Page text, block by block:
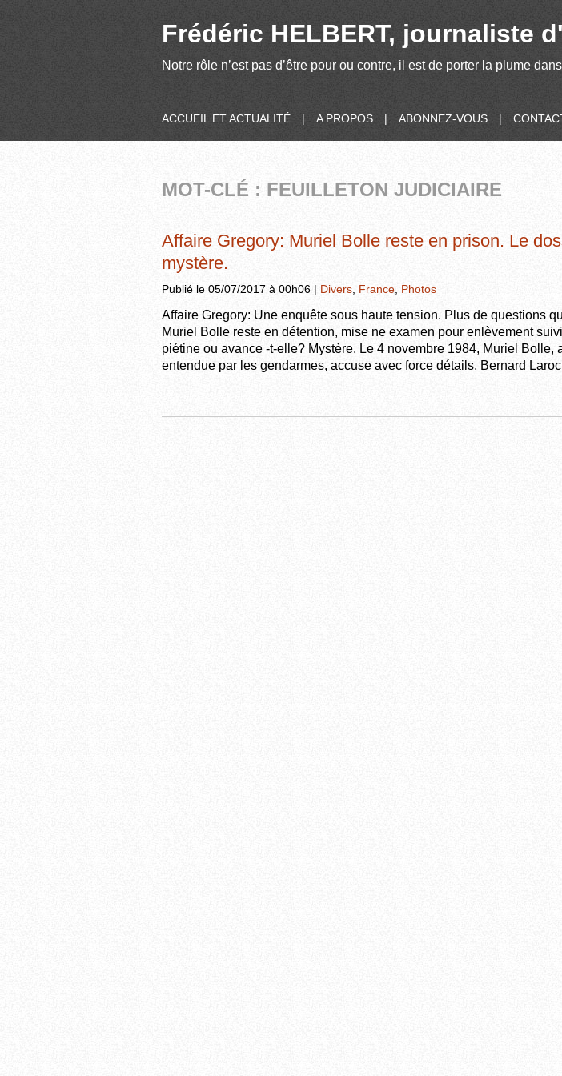
Frédéric HELBERT, journaliste
Notre rôle n’est pas d’être pour ou contre, il est de porter la plume
ACCUEIL ET ACTUALITÉ | A PROPOS | ABONNEZ-VOUS |
MOT-CLÉ : FEUILLETON JUDICIAIRE
Affaire Gregory: Muriel Bolle reste en prison. Le
mystère.
Publié le 05/07/2017 à 00h06 | Divers France Photos
Affaire Gregory: Une enquête sous haute tension. Plus de questions
Muriel Bolle reste en détention, mise ne examen pour enlèvement
piétine ou avance -t-elle? Mystère. Le 4 novembre 1984, Muriel Bolle,
entendue par les gendarmes, accuse avec force détails, Bernard